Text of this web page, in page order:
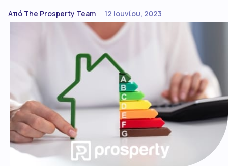
Από The Prosperty Team 12 Ιουνίου, 2023